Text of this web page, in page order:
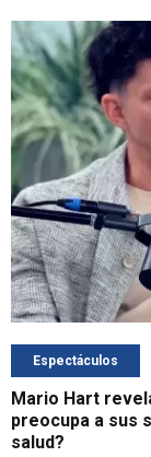
Espectáculos
Mario Hart
preocupa a sus
salud?